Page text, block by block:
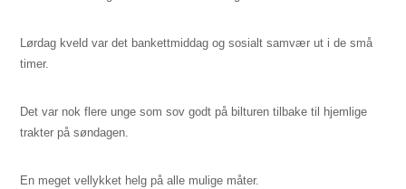
Lørdag kveld var det bankettmiddag og sosialt samvær ut i de små
timer.
Det var nok flere unge som sov godt på bilturen tilbake til hjemlige
trakter på søndagen.
En meget vellykket helg på alle mulige måter.